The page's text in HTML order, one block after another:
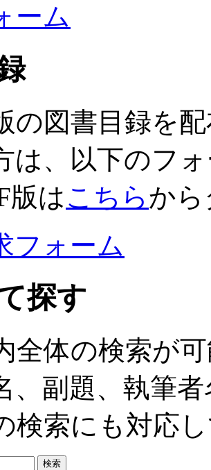
ーム
の図書目録を
は、以下のフ
版はこちらか
フォーム
探す
全体の検索が
、副題、執筆
検索にも対応